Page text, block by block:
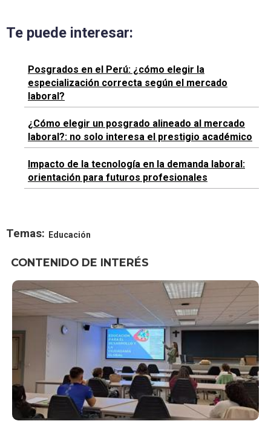
Te puede interesar:
Posgrados en el Perú: ¿cómo elegir la
especialización correcta según el mercado
laboral?
¿Cómo elegir un posgrado alineado al mercado
laboral?: no solo interesa el prestigio académico
Impacto de la tecnología en la demanda laboral:
orientación para futuros profesionales
Temas: Educación
CONTENIDO DE INTERÉS